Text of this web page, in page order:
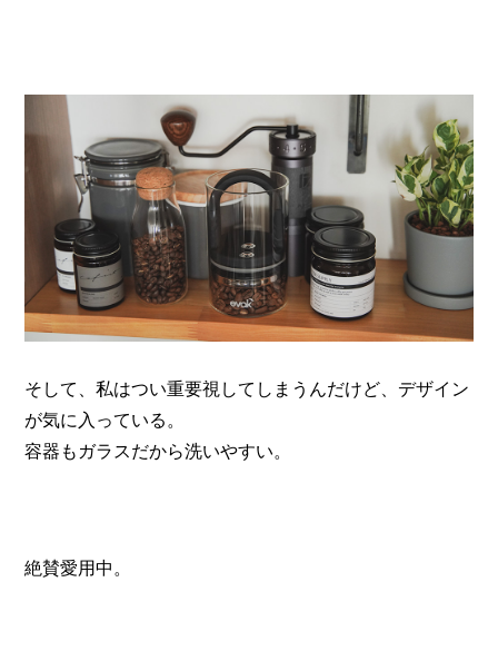
そして、私はつい重要視してしまうんだけど、デザイン
が気に入っている。
容器もガラスだから洗いやすい。
絶賛愛用中。